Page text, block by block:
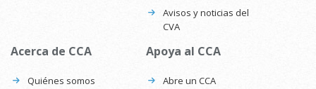
Avisos y noticias del
CVA
Acerca de CCA
Quiénes somos
Apoya al CCA
Abre un CCA